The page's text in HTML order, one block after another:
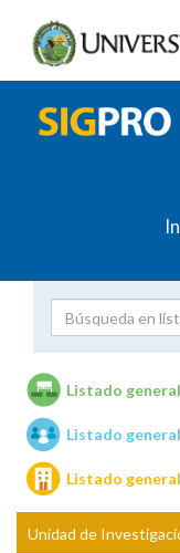
Unidades
Listado
Listado
Listado
Unidad de